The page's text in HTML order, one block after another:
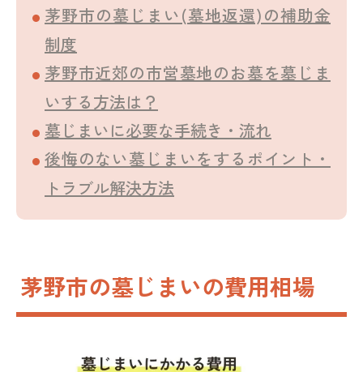
茅野市の墓じまい(墓地返還)の補助金
制度
茅野市近郊の市営墓地のお墓を墓じま
いする方法は？
墓じまいに必要な手続き・流れ
後悔のない墓じまいをするポイント・
トラブル解決方法
茅野市の墓じまいの費用相場